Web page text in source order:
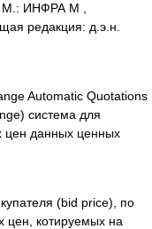
М.: ИНФРА М ,
редакция: д.э.н.
Automatic Quotations
система для
цен данных ценных
(bid price), по
цен, котируемых на